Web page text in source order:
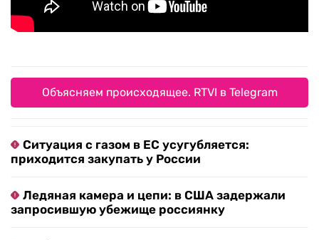
Объясняем происходящее. RTVI в Telegram
Ситуация с газом в ЕС усугубляется:
приходится закупать у России
Ледяная камера и цепи: в США задержали
запросившую убежище россиянку